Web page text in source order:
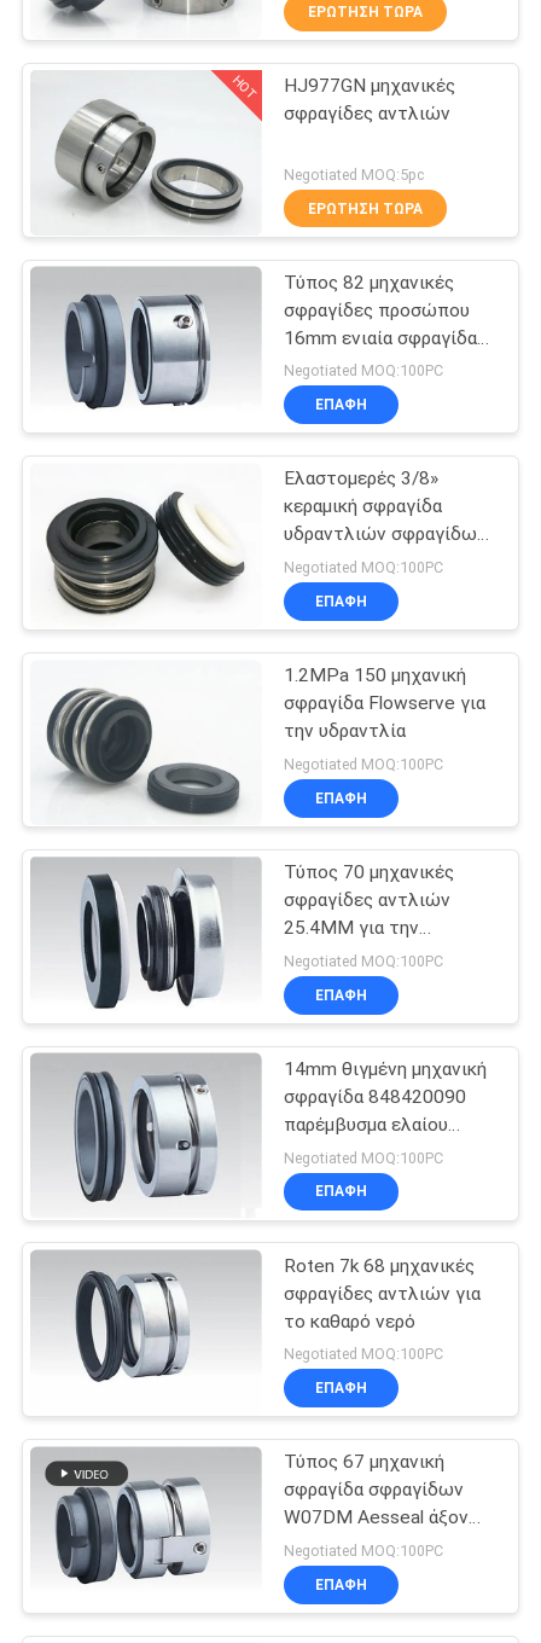
ΠΟΙΟΤΙΚΌΣ
ΈΛΕΓΧΟΣ
ΜΑΣ
ΕΛΆΤΕ
ΣΕ
ΕΠΑΦΉ
ΖΗΤΉΣΤΕ
ΈΝΑ
ΑΠΌΣΠΑΣΜΑ
SITEMAP
PRIVACY
POLICY
Ενιαία μηχανική
σφραγίδα ανοίξεων
Μηχανική
σφραγίδα αντλιών
Grundfos
Μηχανική
σφραγίδα
δαχτυλιδιών Ο
74
Μηχανικές
σφραγίδες
κασετών
Μηχανική
σφραγίδα Lowara
Μηχανική
σφραγίδα
υδραντλιών
ΕΡΏΤΗΣΗ ΤΏΡΑ
HOT
HJ977GN μηχανικές
σφραγίδες αντλιών
Negotiated MOQ:5pc
ΕΡΏΤΗΣΗ ΤΏΡΑ
Τύπος 82 μηχανικές
σφραγίδες προσώπου
16mm ενιαία σφραγίδα
ανοίξεων κυμάτων
Negotiated MOQ:100PC
ΕΠΑΦΉ
Ελαστομερές 3/8»
κεραμική σφραγίδα
υδραντλιών σφραγίδων
αντλιών μηχανική
Negotiated MOQ:100PC
ΕΠΑΦΉ
1.2MPa 150 μηχανική
σφραγίδα Flowserve για
την υδραντλία
Negotiated MOQ:100PC
ΕΠΑΦΉ
Τύπος 70 μηχανικές
σφραγίδες αντλιών
25.4MM για την
υδραντλία
Negotiated MOQ:100PC
ΕΠΑΦΉ
14mm θιγμένη μηχανική
σφραγίδα 848420090
παρέμβυσμα ελαίου
αντλιών
Negotiated MOQ:100PC
ΕΠΑΦΉ
Roten 7k 68 μηχανικές
σφραγίδες αντλιών για
το καθαρό νερό
Negotiated MOQ:100PC
ΕΠΑΦΉ
Τύπος 67 μηχανική
σφραγίδα σφραγίδων
W07DM Aesseal άξονων
μηχανική για την αντλία
φυσητήρων
Negotiated MOQ:100PC
ΕΠΑΦΉ